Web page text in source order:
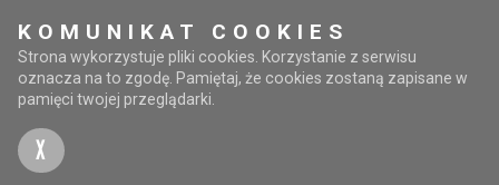
KOMUNIKAT COOKIES
Strona wykorzystuje pliki cookies. Korzystanie z serwisu
oznacza na to zgodę. Pamiętaj, że cookies zostaną zapisane w
pamięci twojej przeglądarki.
X